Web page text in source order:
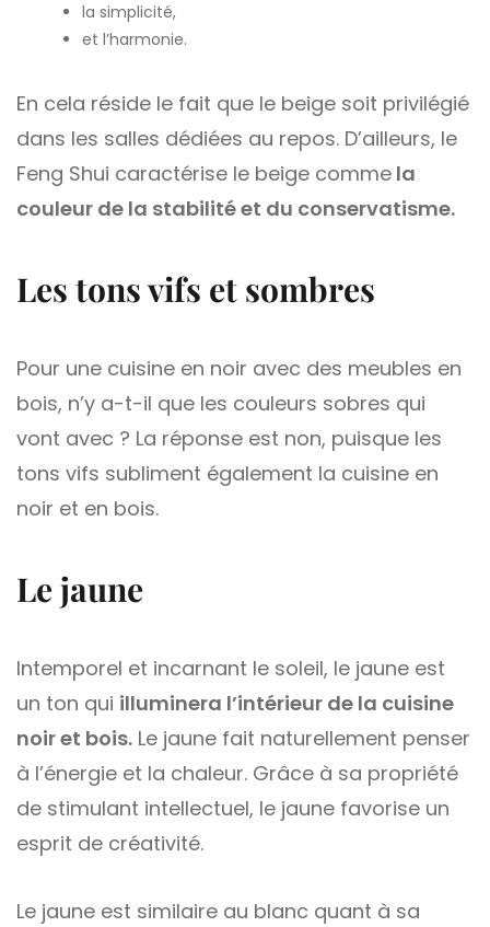
la simplicité,
et l’harmonie.
En cela réside le fait que le beige soit privilégié
dans les salles dédiées au repos. D’ailleurs, le
Feng Shui caractérise le beige comme la
couleur de la stabilité et du conservatisme.
Les tons vifs et sombres
Pour une cuisine en noir avec des meubles en
bois, n’y a-t-il que les couleurs sobres qui
vont avec ? La réponse est non, puisque les
tons vifs subliment également la cuisine en
noir et en bois.
Le jaune
Intemporel et incarnant le soleil, le jaune est
un ton qui illuminera l’intérieur de la cuisine
noir et bois. Le jaune fait naturellement penser
à l’énergie et la chaleur. Grâce à sa propriété
de stimulant intellectuel, le jaune favorise un
esprit de créativité.
Le jaune est similaire au blanc quant à sa